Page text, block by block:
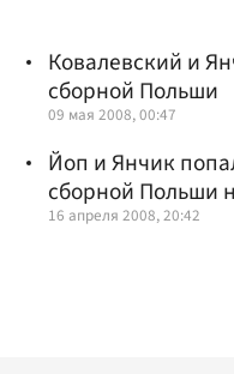
Ковалевский и
сборной Польши
09 мая 2008, 00:47
Йоп и Янчик
сборной Польши
16 апреля 2008, 20:42